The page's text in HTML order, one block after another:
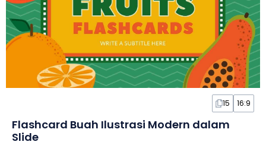
15 16:9
Flashcard Buah Ilustrasi Modern dalam
Slide